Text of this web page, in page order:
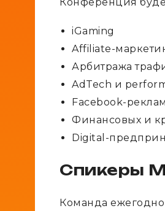
iGaming
Affiliate-
Арбитража
AdTech и
Facebook-
Финансовых и
Digital-
Спикеры
Команда ежегодно